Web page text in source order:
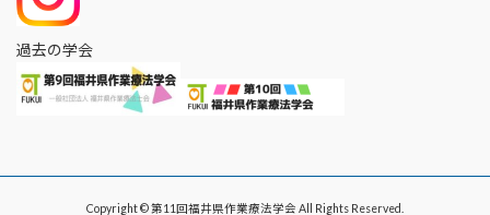
過去の学会
Copyright © 第11回福井県作業療法学会 All Rights Reserved.